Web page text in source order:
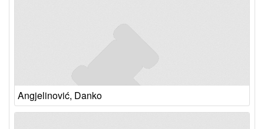
Angjelinović, Danko